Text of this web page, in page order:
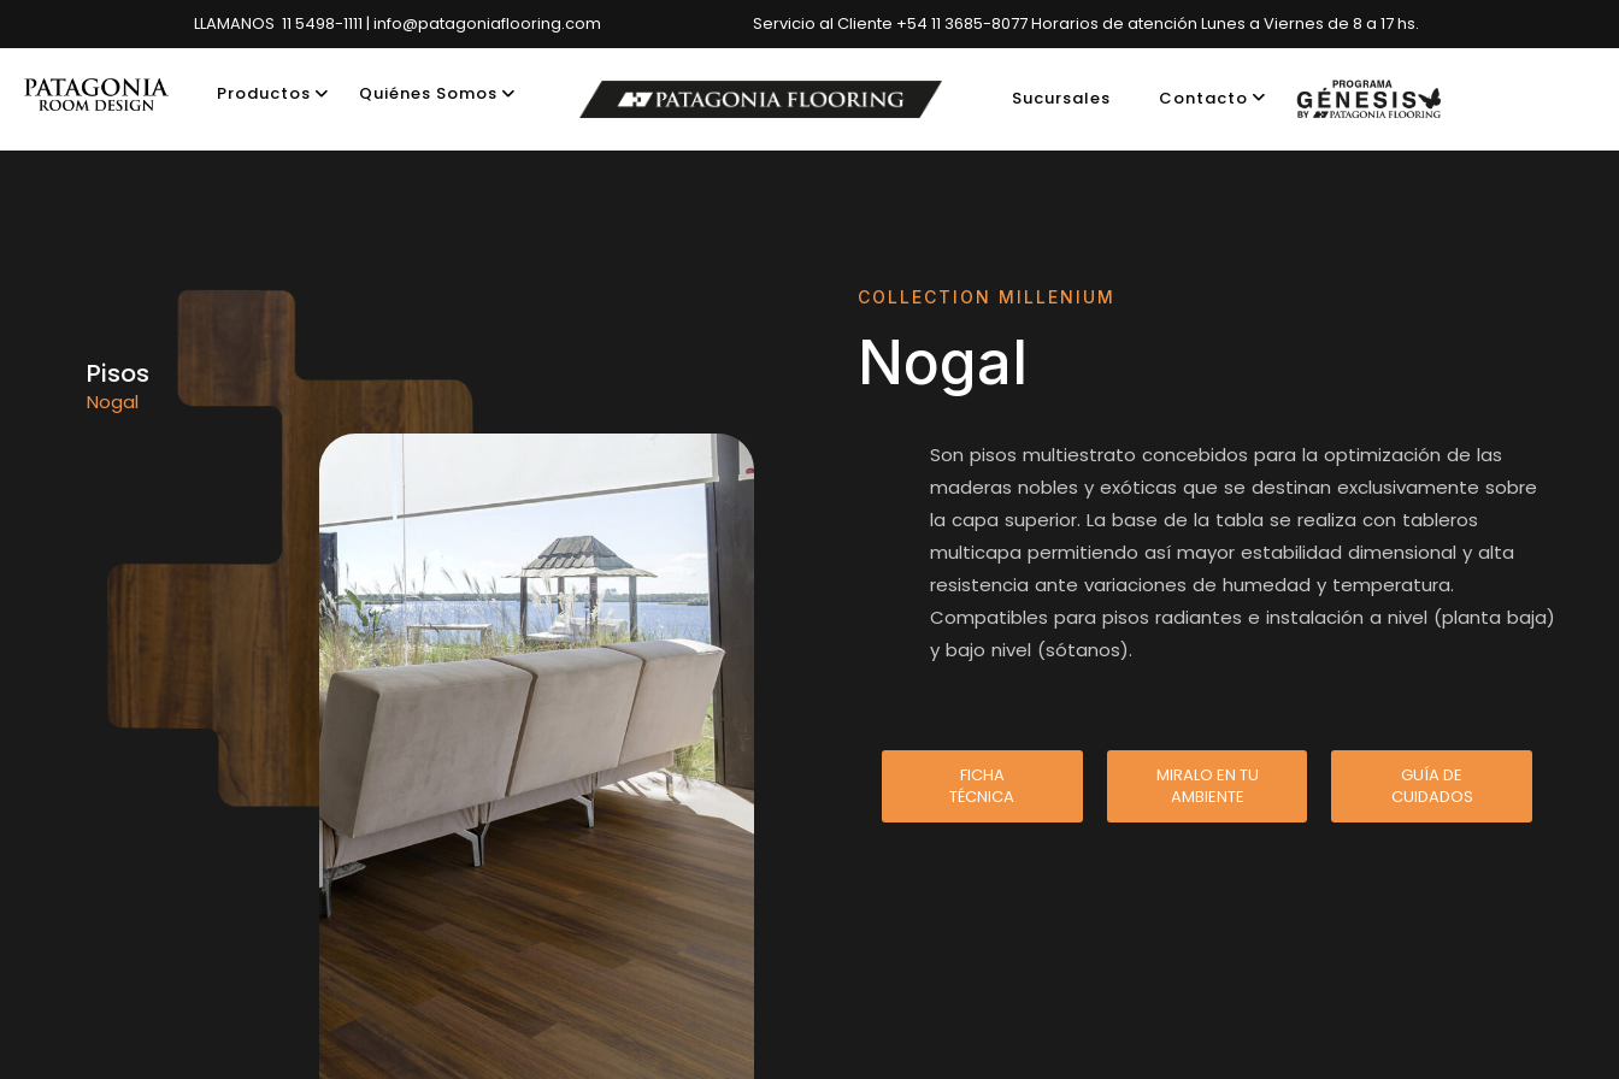
LLAMANOS 11 5498-1111 | info@patagoniaflooring.com Servicio al Cliente +54 11 3685-8077 Horarios de atención Lunes a Viernes de 8 a 17 hs.
Productos Quiénes Somos Sucursales Contacto
Pisos
Nogal
COLLECTION MILLENIUM
Nogal
Son pisos multiestrato concebidos para la optimización de las
maderas nobles y exóticas que se destinan exclusivamente sobre
la capa superior. La base de la tabla se realiza con tableros
multicapa permitiendo así mayor estabilidad dimensional y alta
resistencia ante variaciones de humedad y temperatura.
Compatibles para pisos radiantes e instalación a nivel (planta baja)
y bajo nivel (sótanos).
FICHA
TÉCNICA
MIRALO EN TU
AMBIENTE
GUÍA DE
CUIDADOS